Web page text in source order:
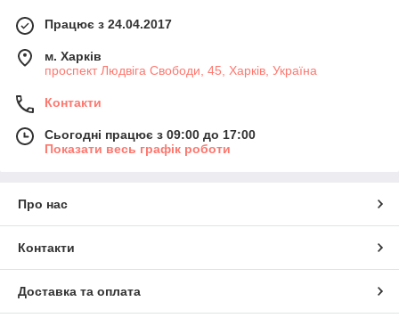
Працює з 24.04.2017
м. Харків
проспект Людвіга Свободи, 45, Харків, Україна
Контакти
Сьогодні працює з 09:00 до 17:00
Показати весь графік роботи
Про нас
Контакти
Доставка та оплата